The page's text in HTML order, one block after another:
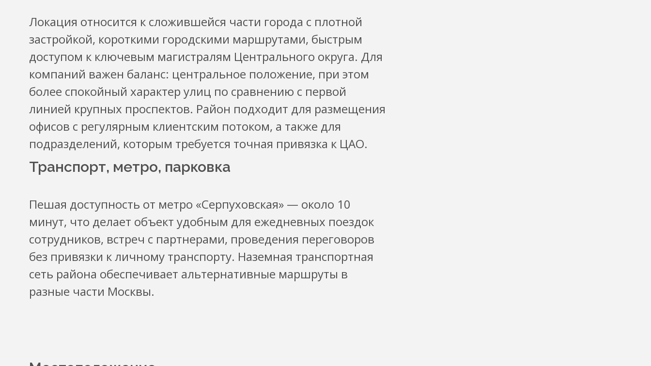
Локация относится к сложившейся части города с плотной
застройкой, короткими городскими маршрутами, быстрым
доступом к ключевым магистралям Центрального округа. Для
компаний важен баланс: центральное положение, при этом
более спокойный характер улиц по сравнению с первой
линией крупных проспектов. Район подходит для размещения
офисов с регулярным клиентским потоком, а также для
подразделений, которым требуется точная привязка к ЦАО.
Транспорт, метро, парковка
Пешая доступность от метро «Серпуховская» — около 10
минут, что делает объект удобным для ежедневных поездок
сотрудников, встреч с партнерами, проведения переговоров
без привязки к личному транспорту. Наземная транспортная
сеть района обеспечивает альтернативные маршруты в
разные части Москвы.